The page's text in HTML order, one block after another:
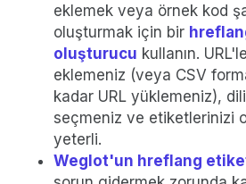
eklemek veya örnek kod
oluşturmak için bir
oluşturucu kullanın.
eklemeniz (veya CSV
kadar URL yüklemeniz),
seçmeniz ve etiketlerinizi
yeterli.
Weglot'un hreflang